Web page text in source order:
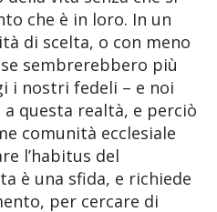
che è in loro. In un
di scelta, o con meno
sembrerebbero più
i nostri fedeli – e noi
questa realtà, e perciò
comunità ecclesiale
l’habitus del
è una sfida, e richiede
per cercare di